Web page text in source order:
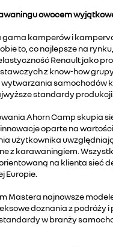
owocem
gama kamperów i
to, co najlepsze na
Renault jako
z know-how
wytwarzania samochodów
standardy produkcji.
Ahorn Camp skupia
oparte na
użytkownika
z karawaningiem.
na klienta sieć
Europie.
Mastera najnowsze
doznania z podróży i
w branży